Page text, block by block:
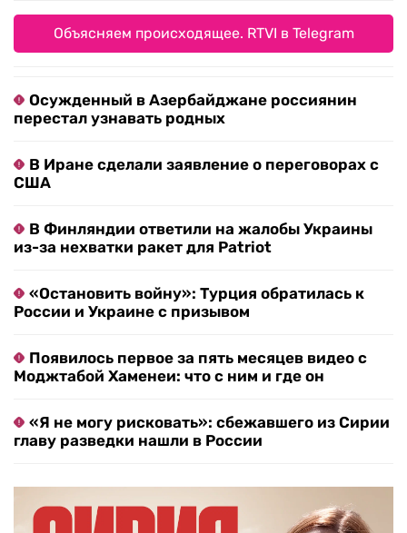
Объясняем происходящее. RTVI в Telegram
Осужденный в Азербайджане россиянин
перестал узнавать родных
В Иране сделали заявление о переговорах с
США
В Финляндии ответили на жалобы Украины
из-за нехватки ракет для Patriot
«Остановить войну»: Турция обратилась к
России и Украине с призывом
Появилось первое за пять месяцев видео с
Моджтабой Хаменеи: что с ним и где он
«Я не могу рисковать»: сбежавшего из Сирии
главу разведки нашли в России